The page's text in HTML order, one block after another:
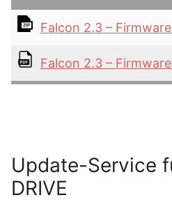
Falcon 2.3 –
Falcon 2.3 –
Update-Service
DRIVE